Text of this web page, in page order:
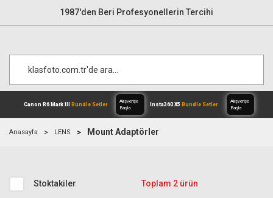
1987'den Beri Profesyonellerin Tercihi
Anasayfa LENS Mount Adaptörler
Stoktakiler Toplam 2 ürün